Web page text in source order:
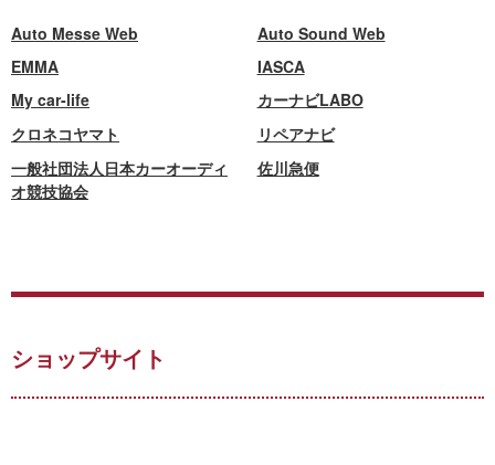
Auto Messe Web
Auto Sound Web
EMMA
IASCA
My car-life
カーナビLABO
クロネコヤマト
リペアナビ
一般社団法人日本カーオーディ
オ競技協会
佐川急便
ショップサイト